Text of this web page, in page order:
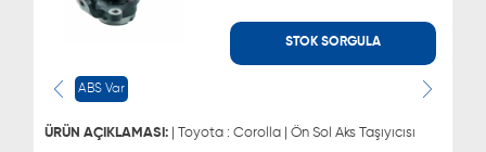
STOK SORGULA
ABS Var
ÜRÜN AÇIKLAMASI: | Toyota : Corolla | Ön Sol Aks Taşıyıcısı
WHATSAPP
0543 329 21 66
0543 329 21 55